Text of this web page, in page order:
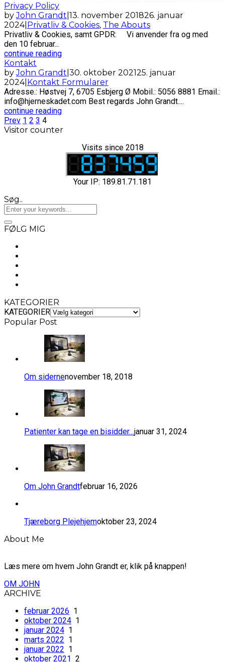
Privacy Policy
byJohn Grandt 13. november 201826. januar
2024| Privatliv & Cookies, The Abouts
Privatliv & Cookies, samt GPDR: Vi anvender fra og med
den 10 februar...
continue reading
Kontakt
byJohn Grandt 30. oktober 202125. januar
2024| Kontakt Formularer
Adresse.: Høstvej 7, 6705 Esbjerg Ø Mobil.: 5056 8881 Email.:
info@hjerneskadet.com Best regards John Grandt....
continue reading
Prev 1 2 3 4
Visitor counter
Visits since 2018
Your IP: 189.81.71.181
Søg..
FØLG MIG
KATEGORIER
KATEGORIER
Popular Post
Om sidernenovember 18, 2018
​Patienter kan tage en bisidder…januar 31, 2024
Om John Grandtfebruar 16, 2026
Tjæreborg Plejehjemoktober 23, 2024
About Me
Læs mere om hvem John Grandt er, klik på knappen!
OM JOHN
ARCHIVE
februar 2026 1
oktober 2024 1
januar 2024 1
marts 2022 1
januar 2022 1
oktober 2021 2